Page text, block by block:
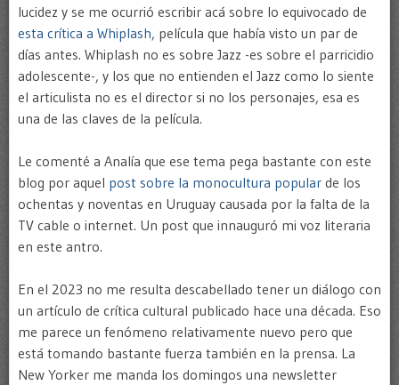
lucidez y se me ocurrió escribir acá sobre lo equivocado de
esta crítica a Whiplash, película que había visto un par de
días antes. Whiplash no es sobre Jazz -es sobre el parricidio
adolescente-, y los que no entienden el Jazz como lo siente
el articulista no es el director si no los personajes, esa es
una de las claves de la película.
Le comenté a Analía que ese tema pega bastante con este
blog por aquel post sobre la monocultura popular de los
ochentas y noventas en Uruguay causada por la falta de la
TV cable o internet. Un post que innauguró mi voz literaria
en este antro.
En el 2023 no me resulta descabellado tener un diálogo con
un artículo de crítica cultural publicado hace una década. Eso
me parece un fenómeno relativamente nuevo pero que
está tomando bastante fuerza también en la prensa. La
New Yorker me manda los domingos una newsletter